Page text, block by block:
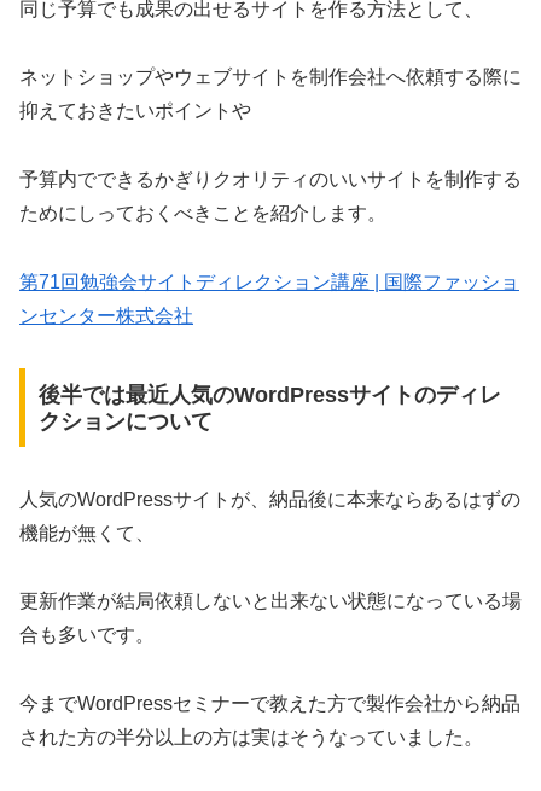
同じ予算でも成果の出せるサイトを作る方法として、
ネットショップやウェブサイトを制作会社へ依頼する際に
抑えておきたいポイントや
予算内でできるかぎりクオリティのいいサイトを制作する
ためにしっておくべきことを紹介します。
第71回勉強会サイトディレクション講座 | 国際ファッショ
ンセンター株式会社
後半では最近人気のWordPressサイトのディレ
クションについて
人気のWordPressサイトが、納品後に本来ならあるはずの
機能が無くて、
更新作業が結局依頼しないと出来ない状態になっている場
合も多いです。
今までWordPressセミナーで教えた方で製作会社から納品
された方の半分以上の方は実はそうなっていました。